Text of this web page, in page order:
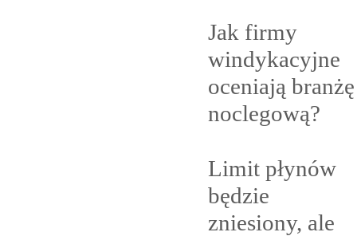
Jak firmy
windykacyjne
oceniają branżę
noclegową?
Limit płynów
będzie
zniesiony, ale